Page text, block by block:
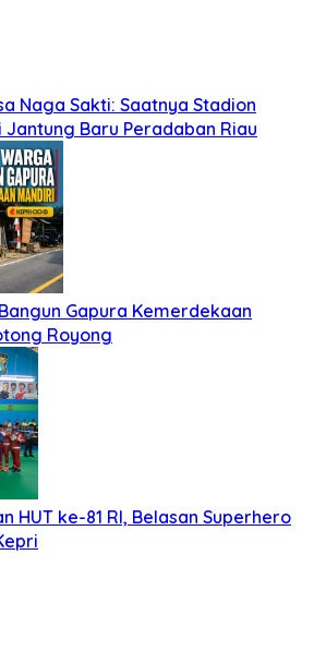
Naga Sakti: Saatnya Stadion
Jantung Baru Peradaban Riau
Gapura Kemerdekaan
Royong
HUT ke-81 RI, Belasan Superhero